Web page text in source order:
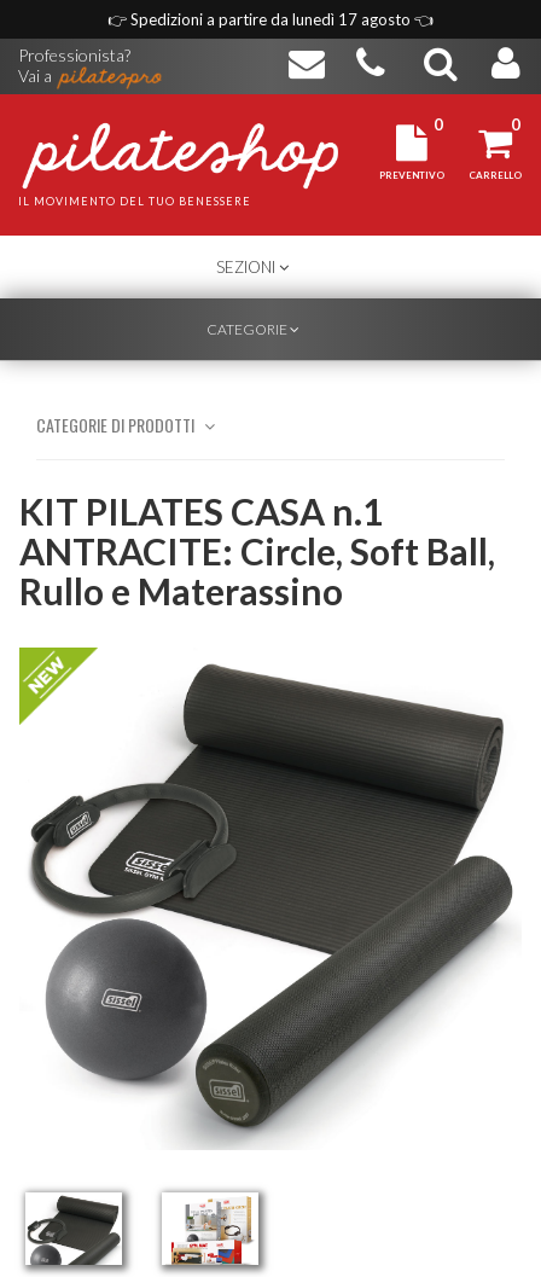
👉Spedizioni a partire da lunedì 17 agosto 👈
Professionista?
Vai a
IL MOVIMENTO DEL TUO BENESSERE
0
PREVENTIVO
0
CARRELLO
TOGGLE
NAVIGATION
SEZIONI
TOGGLE
CATEGORIE
CATEGORIE DI PRODOTTI
KIT PILATES CASA n.1
ANTRACITE: Circle, Soft Ball,
Rullo e Materassino